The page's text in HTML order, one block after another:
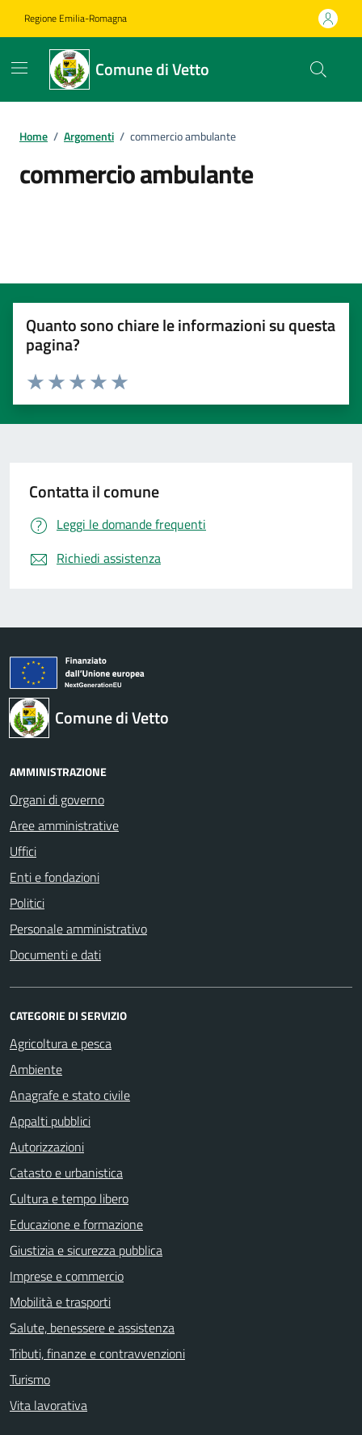
Regione Emilia-Romagna
Comune di Vetto
Home / Argomenti / commercio ambulante
commercio ambulante
Quanto sono chiare le informazioni su questa
pagina?
Valuta 5 stelle su 5
Valuta 4 stelle su 5
Valuta 3 stelle su 5
Valuta 2 stelle su 5
Valuta 1 stelle su 5
Contatta il comune
Leggi le domande frequenti
Richiedi assistenza
Comune di Vetto
AMMINISTRAZIONE
Organi di governo
Aree amministrative
Uffici
Enti e fondazioni
Politici
Personale amministrativo
Documenti e dati
CATEGORIE DI SERVIZIO
Agricoltura e pesca
Ambiente
Anagrafe e stato civile
Appalti pubblici
Autorizzazioni
Catasto e urbanistica
Cultura e tempo libero
Educazione e formazione
Giustizia e sicurezza pubblica
Imprese e commercio
Mobilità e trasporti
Salute, benessere e assistenza
Tributi, finanze e contravvenzioni
Turismo
Vita lavorativa